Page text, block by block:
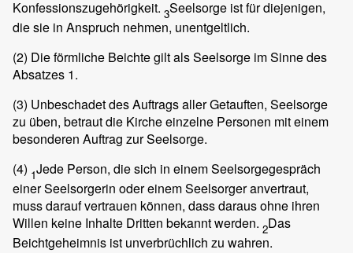
Konfessionszugehörigkeit. 3Seelsorge ist für diejenigen,
die sie in Anspruch nehmen, unentgeltlich.
(2) Die förmliche Beichte gilt als Seelsorge im Sinne des
Absatzes 1.
(3) Unbeschadet des Auftrags aller Getauften, Seelsorge
zu üben, betraut die Kirche einzelne Personen mit einem
besonderen Auftrag zur Seelsorge.
(4) 1Jede Person, die sich in einem Seelsorgegespräch
einer Seelsorgerin oder einem Seelsorger anvertraut,
muss darauf vertrauen können, dass daraus ohne ihren
Willen keine Inhalte Dritten bekannt werden. 2Das
Beichtgeheimnis ist unverbrüchlich zu wahren.